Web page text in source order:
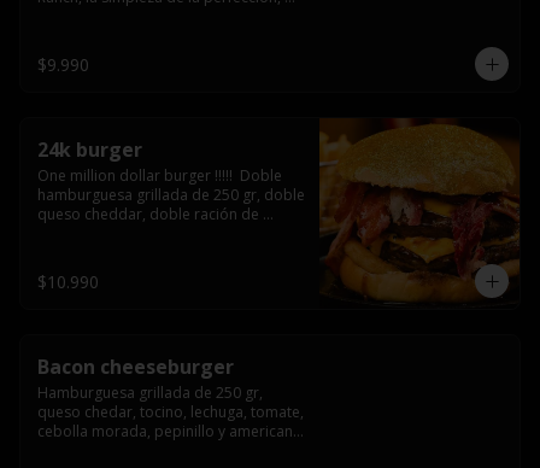
queso cheddar
$9.990
24k burger
One million dollar burger !!!!!  Doble
hamburguesa grillada de 250 gr, doble
queso cheddar, doble ración de
gold glitter
$10.990
Bacon cheeseburger
Hamburguesa grillada de 250 gr,
queso chedar, tocino, lechuga, tomate,
cebolla morada, pepinillo y american